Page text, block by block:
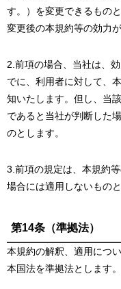
す。）を変更できるもの
変更後の本規約等の効力
2.前項の場合、当社は、
でに、利用者に対して、
知いたします。但し、当
であると当社が判断した
のとします。
3.前項の規定は、本規約
場合には適用しないものと
第14条（準拠法）
本規約の解釈、適用につ
本国法を準拠法とします。